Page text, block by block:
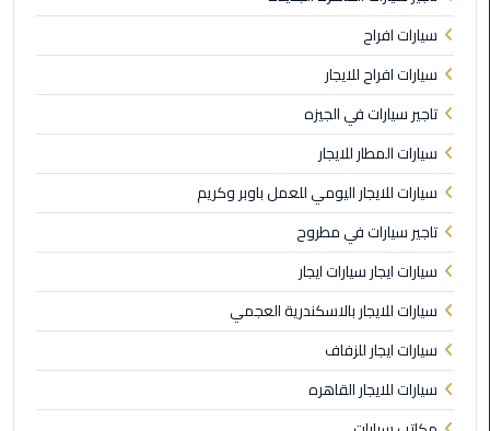
ليموزين
فيصل
ليموزين
من
مطار
برج
العرب
إلى
القاهرة
ليموزين
الهرم
ليموزين
سيارات افراح
سيارات افراح للايجار
تاجير سيارات في الجيزه
سيارات المطار للايجار
سيارات للايجار اليومي للعمل باوبر وكريم
تاجير سيارات في مطروح
سيارات ايجار سيارات ايجار
سيارات للايجار بالاسكندرية العجمي
سيارات ايجار للزفاف
سيارات للايجار القاهره